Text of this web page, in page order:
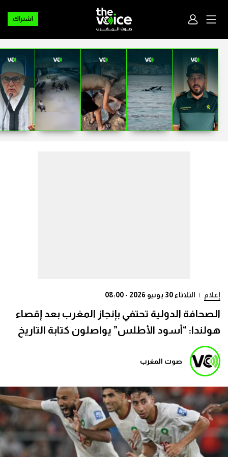
اشتراك
إعلام | الثلاثاء 30 يونيو 2026 - 08:00
الصحافة الدولية تحتفي بإنجاز المغرب بعد إقصاء
هولندا: “أسود الأطلس” يواصلون كتابة التاريخ
صوت المغرب